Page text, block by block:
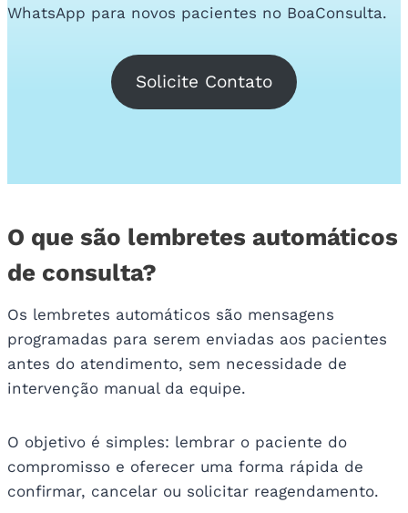
WhatsApp para novos pacientes no BoaConsulta.
Solicite Contato
O que são lembretes automáticos
de consulta?
Os lembretes automáticos são mensagens
programadas para serem enviadas aos pacientes
antes do atendimento, sem necessidade de
intervenção manual da equipe.
O objetivo é simples: lembrar o paciente do
compromisso e oferecer uma forma rápida de
confirmar, cancelar ou solicitar reagendamento.